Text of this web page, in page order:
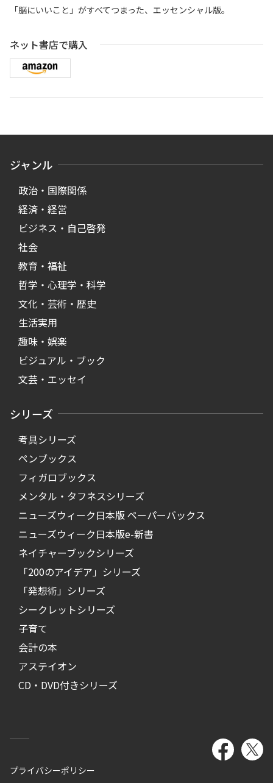
「脳にいいこと」がすべてつまった、エッセンシャル版。
ネット書店で購入
ジャンル
政治・国際関係
経済・経営
ビジネス・自己啓発
社会
教育・福祉
哲学・心理学・科学
文化・芸術・歴史
生活実用
趣味・娯楽
ビジュアル・ブック
文芸・エッセイ
シリーズ
考具シリーズ
ペンブックス
フィガロブックス
メンタル・タフネスシリーズ
ニューズウィーク日本版 ペーパーバックス
ニューズウィーク日本版e-新書
ネイチャーブックシリーズ
「200のアイデア」シリーズ
「発想術」シリーズ
シークレットシリーズ
子育て
会計の本
アステイオン
CD・DVD付きシリーズ
プライバシーポリシー